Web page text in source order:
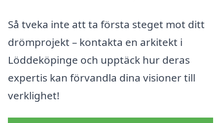
Så tveka inte att ta första steget mot ditt
drömprojekt – kontakta en arkitekt i
Löddeköpinge och upptäck hur deras
expertis kan förvandla dina visioner till
verklighet!